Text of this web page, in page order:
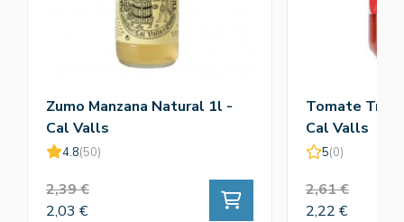
Zumo Manzana Natural 1l -
Cal Valls
4.8(50)
2,39 €
2,03 €
Tomate
Cal Valls
5(0)
2,61 €
2,22 €